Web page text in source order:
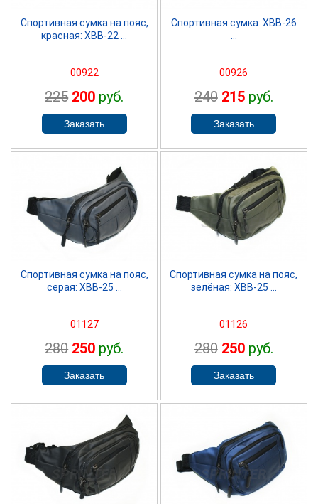
Спортивная сумка на пояс,
красная: ХВВ-22 ...
00922
225 200 руб.
Спортивная сумка: ХВВ-26
00926
240 215руб.
SPRINTER
Спортивная сумка на пояс,
серая: ХВВ-25 ...
01127
280 250 руб.
SPRINTER
Спортивная сумка на пояс,
зелёная: ХВВ-25 ...
01126
280 250руб.
SPRINTER SPRINTER